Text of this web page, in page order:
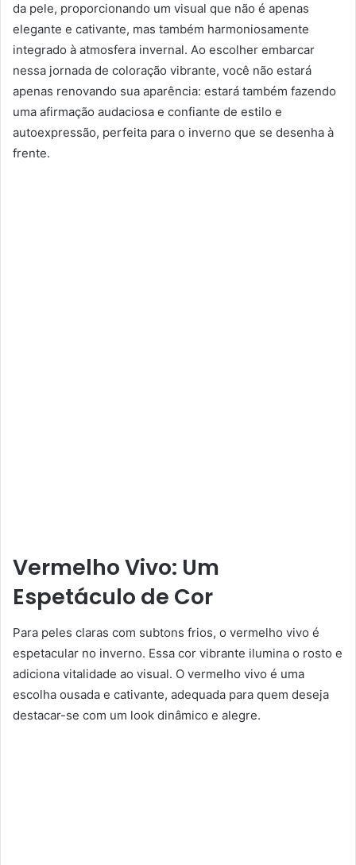
da pele, proporcionando um visual que não é apenas
elegante e cativante, mas também harmoniosamente
integrado à atmosfera invernal. Ao escolher embarcar
nessa jornada de coloração vibrante, você não estará
apenas renovando sua aparência: estará também fazendo
uma afirmação audaciosa e confiante de estilo e
autoexpressão, perfeita para o inverno que se desenha à
frente.
Vermelho Vivo: Um
Espetáculo de Cor
Para peles claras com subtons frios, o vermelho vivo é
espetacular no inverno. Essa cor vibrante ilumina o rosto e
adiciona vitalidade ao visual. O vermelho vivo é uma
escolha ousada e cativante, adequada para quem deseja
destacar-se com um look dinâmico e alegre.